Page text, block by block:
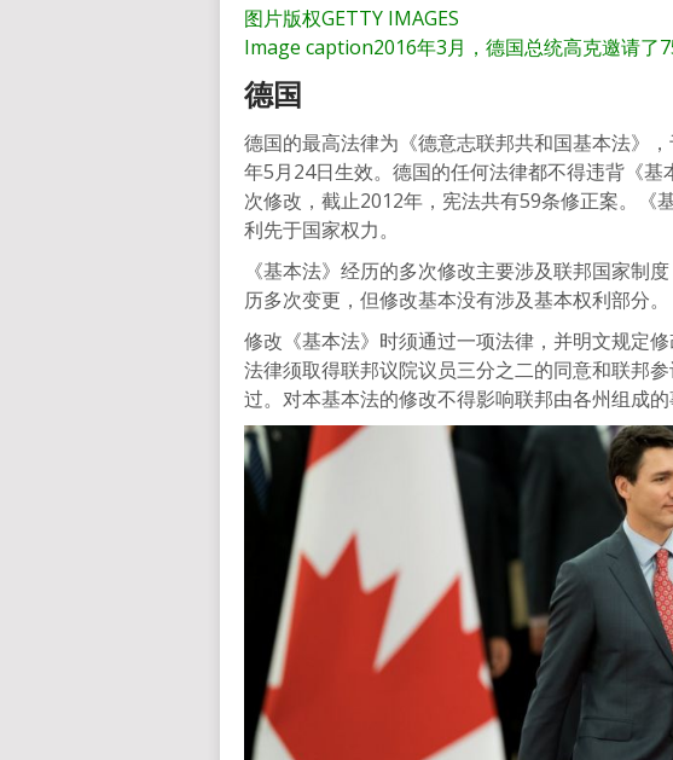
图片版权GETTY IMAGES
Image caption2016年3月，德国总统高克邀请了
德国
德国的最高法律为《德意志联邦共和国基本法》
年5月24日生效。德国的任何法律都不得违背《
次修改，截止2012年，宪法共有59条修正案。《
利先于国家权力。
《基本法》经历的多次修改主要涉及联邦国家制
历多次变更，但修改基本没有涉及基本权利部分。
修改《基本法》时须通过一项法律，并明文规定
法律须取得联邦议院议员三分之二的同意和联邦
过。对本基本法的修改不得影响联邦由各州组成的